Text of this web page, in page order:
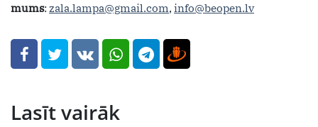
mums: zala.lampa@gmail.com, info@beopen.lv
Lasīt vairāk